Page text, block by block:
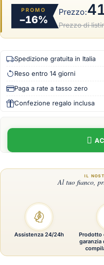
PROMO
−16%
Prezzo:
Prezzo di
Spedizione gratuita in Italia
Reso entro 14 giorni
Paga a rate a tasso zero
Confezione regalo inclusa
Assistenza 24/24h
Prodotto
garanzia